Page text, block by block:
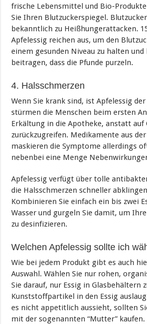
frische Lebensmittel und Bio-
Sie Ihren Blutzuckerspiegel.
bekanntlich zu Heißhungerattacken.
Apfelessig reichen aus, um den
einem gesunden Niveau zu halten und
beitragen, dass die Pfunde purzeln.
4. Halsschmerzen
Wenn Sie krank sind, ist Apfelessig
stürmen die Menschen beim ersten
Erkältung in die Apotheke, anstatt auf
zurückzugreifen. Medikamente aus
maskieren die Symptome allerdings
nebenbei eine Menge
Apfelessig verfügt über tolle
die Halsschmerzen schneller
Kombinieren Sie einfach ein bis zwei
Wasser und gurgeln Sie damit, um
zu desinfizieren.
Welchen Apfelessig sollte ich
Wie bei jedem Produkt gibt es auch
Auswahl. Wählen Sie nur rohen,
Sie darauf, nur Essig in Glasbehältern
Kunststoffpartikel in den Essig
es nicht appetitlich aussieht, sollten
mit der sogenannten “Mutter”